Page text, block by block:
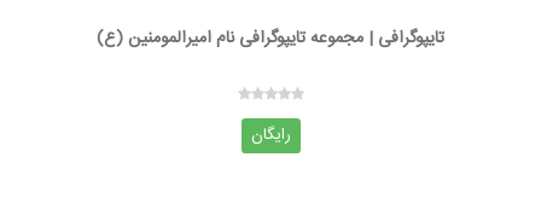
تایپوگرافی | مجموعه تایپوگرافی نام امیرالمومنین (ع)
رایگان